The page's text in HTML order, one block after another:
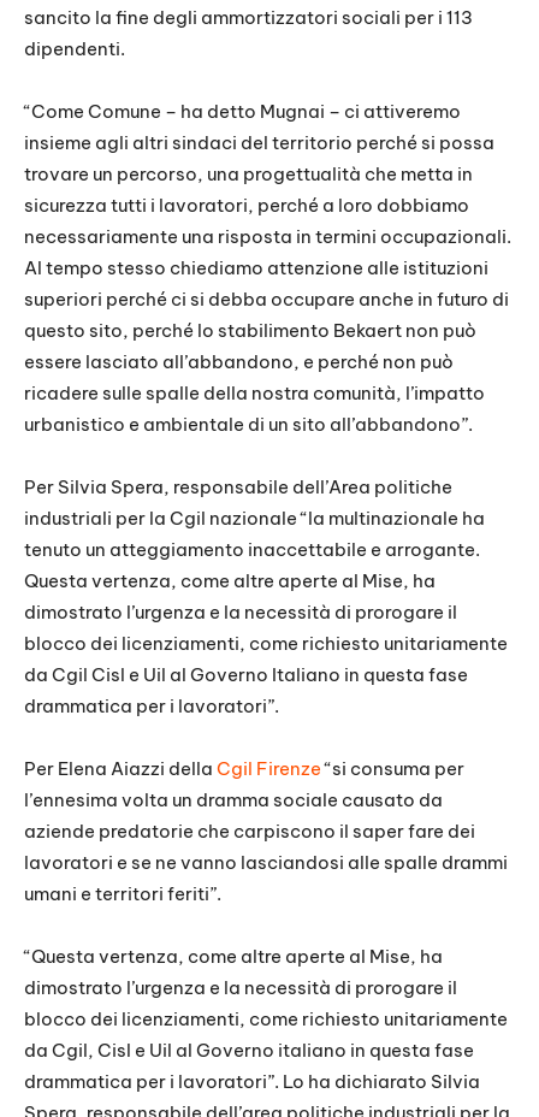
sancito la fine degli ammortizzatori sociali per i 113
dipendenti.
“Come Comune – ha detto Mugnai – ci attiveremo
insieme agli altri sindaci del territorio perché si possa
trovare un percorso, una progettualità che metta in
sicurezza tutti i lavoratori, perché a loro dobbiamo
necessariamente una risposta in termini occupazionali.
Al tempo stesso chiediamo attenzione alle istituzioni
superiori perché ci si debba occupare anche in futuro di
questo sito, perché lo stabilimento Bekaert non può
essere lasciato all’abbandono, e perché non può
ricadere sulle spalle della nostra comunità, l’impatto
urbanistico e ambientale di un sito all’abbandono”.
Per Silvia Spera, responsabile dell’Area politiche
industriali per la Cgil nazionale “la multinazionale ha
tenuto un atteggiamento inaccettabile e arrogante.
Questa vertenza, come altre aperte al Mise, ha
dimostrato l’urgenza e la necessità di prorogare il
blocco dei licenziamenti, come richiesto unitariamente
da Cgil Cisl e Uil al Governo Italiano in questa fase
drammatica per i lavoratori”.
Per Elena Aiazzi della Cgil Firenze“si consuma per
l’ennesima volta un dramma sociale causato da
aziende predatorie che carpiscono il saper fare dei
lavoratori e se ne vanno lasciandosi alle spalle drammi
umani e territori feriti”.
“Questa vertenza, come altre aperte al Mise, ha
dimostrato l’urgenza e la necessità di prorogare il
blocco dei licenziamenti, come richiesto unitariamente
da Cgil, Cisl e Uil al Governo italiano in questa fase
drammatica per i lavoratori”. Lo ha dichiarato Silvia